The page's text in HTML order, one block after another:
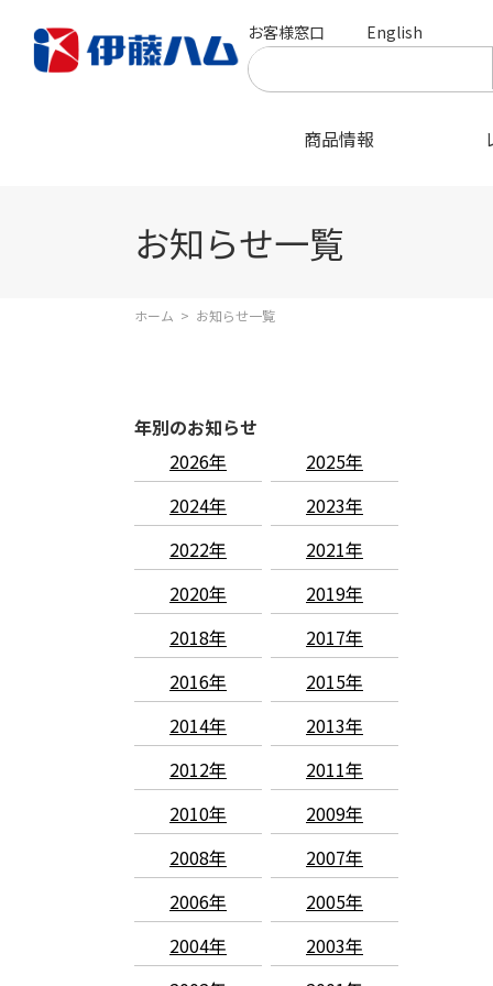
お客様窓口
English
商品情報
お知らせ一覧
ホーム > お知らせ一覧
年別のお知らせ
2026年
2025年
2024年
2023年
2022年
2021年
2020年
2019年
2018年
2017年
2016年
2015年
2014年
2013年
2012年
2011年
2010年
2009年
2008年
2007年
2006年
2005年
2004年
2003年